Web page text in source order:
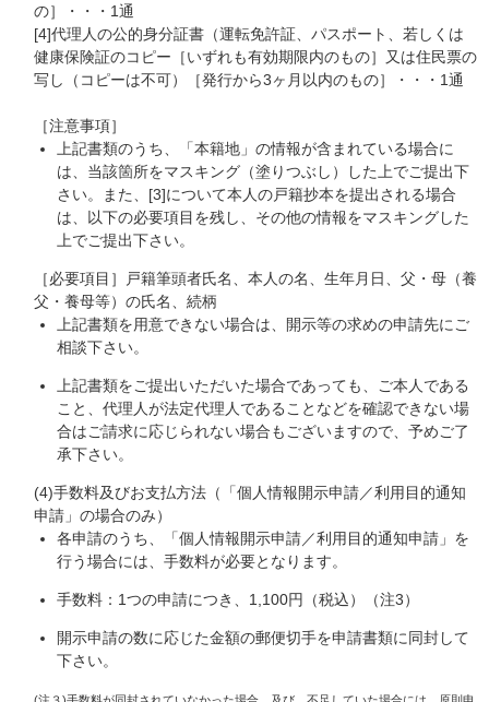
の］・・・1通
[4]代理人の公的身分証書（運転免許証、パスポート、若しくは
健康保険証のコピー［いずれも有効期限内のもの］又は住民票の
写し（コピーは不可）［発行から3ヶ月以内のもの］・・・1通
［注意事項］
上記書類のうち、「本籍地」の情報が含まれている場合に
は、当該箇所をマスキング（塗りつぶし）した上でご提出下
さい。また、[3]について本人の戸籍抄本を提出される場合
は、以下の必要項目を残し、その他の情報をマスキングした
上でご提出下さい。
［必要項目］戸籍筆頭者氏名、本人の名、生年月日、父・母（養
父・養母等）の氏名、続柄
上記書類を用意できない場合は、開示等の求めの申請先にご
相談下さい。
上記書類をご提出いただいた場合であっても、ご本人である
こと、代理人が法定代理人であることなどを確認できない場
合はご請求に応じられない場合もございますので、予めご了
承下さい。
(4)手数料及びお支払方法（「個人情報開示申請／利用目的通知
申請」の場合のみ）
各申請のうち、「個人情報開示申請／利用目的通知申請」を
行う場合には、手数料が必要となります。
手数料：1つの申請につき、1,100円（税込）（注3）
開示申請の数に応じた金額の郵便切手を申請書類に同封して
下さい。
(注３)手数料が同封されていなかった場合、及び、不足していた場合には、原則申